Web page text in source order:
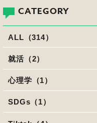
CATEGORY
ALL（314）
就活（2）
心理学（1）
SDGs（1）